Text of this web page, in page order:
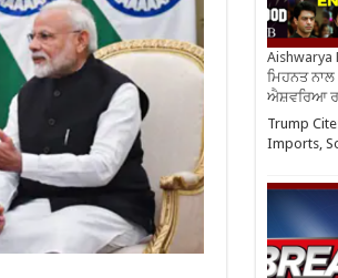
Aishwarya
ਮਿਹਨਤ
ਐਸ਼ਵਰਿਆ
Trump
Imports,